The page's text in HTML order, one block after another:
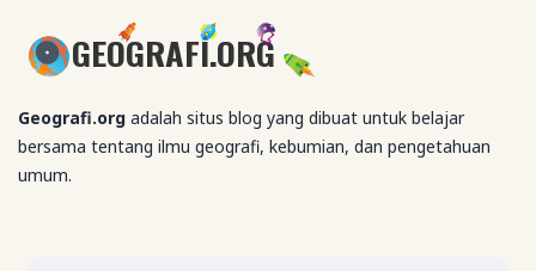
GEOGRAFI.ORG
Geografi.org adalah situs blog yang dibuat untuk belajar
bersama tentang ilmu geografi, kebumian, dan pengetahuan
umum.